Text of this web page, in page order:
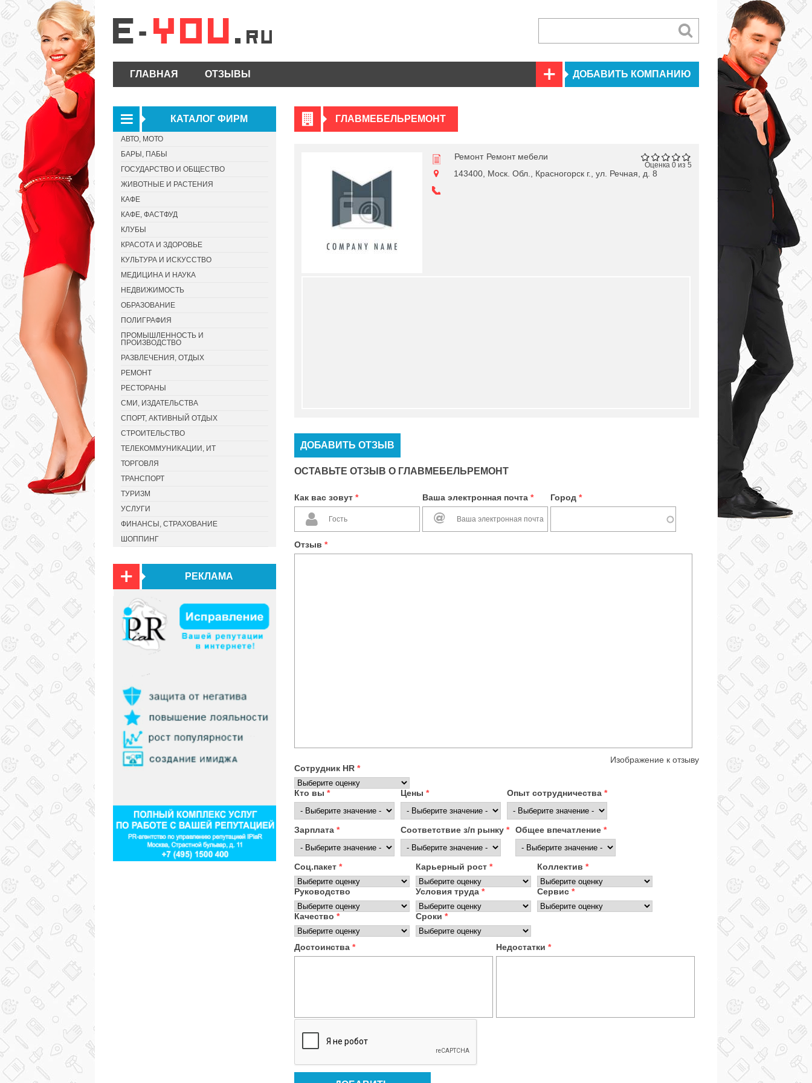
ГЛАВНАЯ ОТЗЫВЫ ДОБАВИТЬ КОМПАНИЮ
ГЛАВМЕБЕЛЬРЕМОНТ
Оценка 0 из 5
Ремонт Ремонт мебели
143400, Моск. Обл., Красногорск г., ул. Речная, д. 8
ДОБАВИТЬ ОТЗЫВ
ОСТАВЬТЕ ОТЗЫВ О ГЛАВМЕБЕЛЬРЕМОНТ
Как вас зовут * Ваша электронная почта * Город *
Отзыв *
Изображение к отзыву
Сотрудник HR *
Кто вы * Цены * Опыт сотрудничества *
Зарплата * Соответствие з/п рынку * Общее впечатление *
Соц.пакет * Карьерный рост * Коллектив *
Руководство Условия труда * Сервис *
Качество * Сроки *
Достоинства * Недостатки *
КАТАЛОГ ФИРМ
АВТО, МОТО
БАРЫ, ПАБЫ
ГОСУДАРСТВО И ОБЩЕСТВО
ЖИВОТНЫЕ И РАСТЕНИЯ
КАФЕ
КАФЕ, ФАСТФУД
КЛУБЫ
КРАСОТА И ЗДОРОВЬЕ
КУЛЬТУРА И ИСКУССТВО
МЕДИЦИНА И НАУКА
НЕДВИЖИМОСТЬ
ОБРАЗОВАНИЕ
ПОЛИГРАФИЯ
ПРОМЫШЛЕННОСТЬ И
ПРОИЗВОДСТВО
РАЗВЛЕЧЕНИЯ, ОТДЫХ
РЕМОНТ
РЕСТОРАНЫ
СМИ, ИЗДАТЕЛЬСТВА
СПОРТ, АКТИВНЫЙ ОТДЫХ
СТРОИТЕЛЬСТВО
ТЕЛЕКОММУНИКАЦИИ, ИТ
ТОРГОВЛЯ
ТРАНСПОРТ
ТУРИЗМ
УСЛУГИ
ФИНАНСЫ, СТРАХОВАНИЕ
ШОППИНГ
РЕКЛАМА